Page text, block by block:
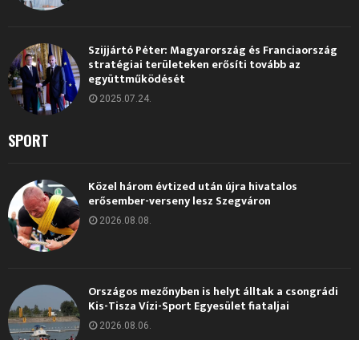
Szijjártó Péter: Magyarország és Franciaország
stratégiai területeken erősíti tovább az
együttműködését
2025.07.24.
SPORT
Közel három évtized után újra hivatalos
erősember-verseny lesz Szegváron
2026.08.08.
Országos mezőnyben is helyt álltak a csongrádi
Kis-Tisza Vízi-Sport Egyesület fiataljai
2026.08.06.